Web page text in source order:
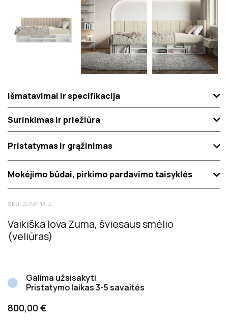
Išmatavimai ir specifikacija
Surinkimas ir priežiūra
Pristatymas ir grąžinimas
Mokėjimo būdai, pirkimo pardavimo taisyklės
SKU: ZUM/PIA-2
Vaikiška lova Zuma, šviesaus smėlio
(veliūras)
Galima užsisakyti
Pristatymo laikas 3-5 savaitės
800,00 €